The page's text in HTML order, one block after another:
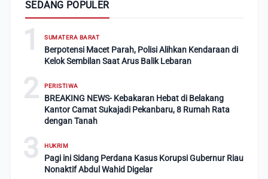
SEDANG POPULER
1 SUMATERA BARAT
Berpotensi Macet Parah, Polisi Alihkan Kendaraan di
Kelok Sembilan Saat Arus Balik Lebaran
2 PERISTIWA
BREAKING NEWS- Kebakaran Hebat di Belakang
Kantor Camat Sukajadi Pekanbaru, 8 Rumah Rata
dengan Tanah
3 HUKRIM
Pagi ini Sidang Perdana Kasus Korupsi Gubernur Riau
Nonaktif Abdul Wahid Digelar